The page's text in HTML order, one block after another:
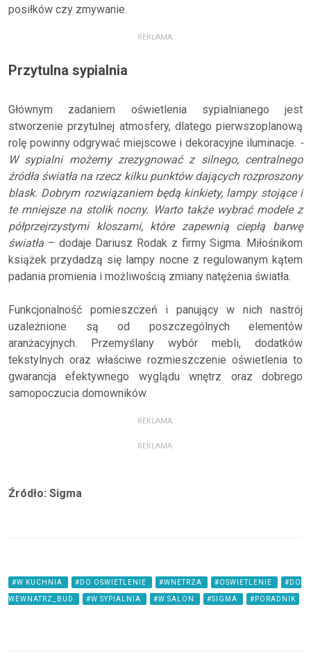
posiłków czy zmywanie.
REKLAMA:
Przytulna sypialnia
Głównym zadaniem oświetlenia sypialnianego jest
stworzenie przytulnej atmosfery, dlatego pierwszoplanową
rolę powinny odgrywać miejscowe i dekoracyjne iluminacje. -
W sypialni możemy zrezygnować z silnego, centralnego
źródła światła na rzecz kilku punktów dających rozproszony
blask. Dobrym rozwiązaniem będą kinkiety, lampy stojące i
te mniejsze na stolik nocny. Warto także wybrać modele z
półprzejrzystymi kloszami, które zapewnią ciepłą barwę
światła – dodaje Dariusz Rodak z firmy Sigma. Miłośnikom
książek przydadzą się lampy nocne z regulowanym kątem
padania promienia i możliwością zmiany natężenia światła.
Funkcjonalność pomieszczeń i panujący w nich nastrój
uzależnione są od poszczególnych elementów
aranżacyjnych. Przemyślany wybór mebli, dodatków
tekstylnych oraz właściwe rozmieszczenie oświetlenia to
gwarancja efektywnego wyglądu wnętrz oraz dobrego
samopoczucia domowników.
REKLAMA:
REKLAMA:
Źródło: Sigma
#W KUCHNIA #DO OSWIETLENIE #WNETRZA #OSWIETLENIE #DO
WEWNATRZ_BUD #W SYPIALNIA #W SALON #SIGMA #PORADNIK